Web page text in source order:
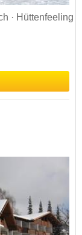
· Hüttenfeeling